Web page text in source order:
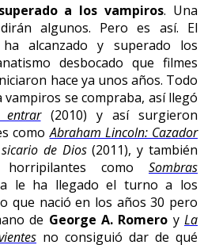
a los vampiros. Una
algunos. Pero es así. El
alcanzado y superado los
desbocado que filmes
hace ya unos años. Todo
se compraba, así llegó
entrar (2010) y así surgieron
como Abraham Lincoln: Cazador
de Dios(2011), y también
como Sombras
le ha llegado el turno a los
que nació en los años 30 pero
de George A. Romero yLa
no consiguió dar de qué